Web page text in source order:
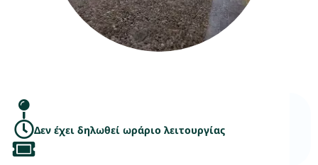
Δεν έχει δηλωθεί ωράριο λειτουργίας